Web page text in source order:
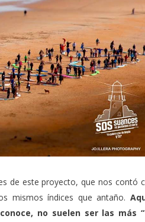
de este proyecto, que nos contó
mismos índices que antaño.
no suelen ser las más